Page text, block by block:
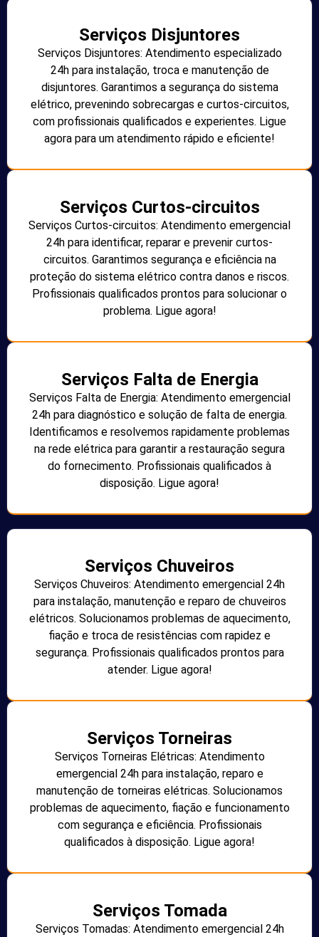
Serviços Disjuntores
Serviços Disjuntores: Atendimento especializado
24h para instalação, troca e manutenção de
disjuntores. Garantimos a segurança do sistema
elétrico, prevenindo sobrecargas e curtos-circuitos,
com profissionais qualificados e experientes. Ligue
agora para um atendimento rápido e eficiente!
Serviços Curtos-circuitos
Serviços Curtos-circuitos: Atendimento emergencial
24h para identificar, reparar e prevenir curtos-
circuitos. Garantimos segurança e eficiência na
proteção do sistema elétrico contra danos e riscos.
Profissionais qualificados prontos para solucionar o
problema. Ligue agora!
Serviços Falta de Energia
Serviços Falta de Energia: Atendimento emergencial
24h para diagnóstico e solução de falta de energia.
Identificamos e resolvemos rapidamente problemas
na rede elétrica para garantir a restauração segura
do fornecimento. Profissionais qualificados à
disposição. Ligue agora!
Serviços Chuveiros
Serviços Chuveiros: Atendimento emergencial 24h
para instalação, manutenção e reparo de chuveiros
elétricos. Solucionamos problemas de aquecimento,
fiação e troca de resistências com rapidez e
segurança. Profissionais qualificados prontos para
atender. Ligue agora!
Serviços Torneiras
Serviços Torneiras Elétricas: Atendimento
emergencial 24h para instalação, reparo e
manutenção de torneiras elétricas. Solucionamos
problemas de aquecimento, fiação e funcionamento
com segurança e eficiência. Profissionais
qualificados à disposição. Ligue agora!
Serviços Tomada
Serviços Tomadas: Atendimento emergencial 24h